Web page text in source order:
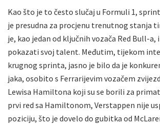
Kao što je to često slučaj u Formuli 1,
je presudna za procjenu trenutnog stanja
je, kao jedan od ključnih vozača Red Bull-
pokazati svoj talent. Međutim, tijekom
krugnog sprinta, jasno je bilo da je
jaka, osobito s Ferrarijevim vozačem
Lewisa Hamiltona koji su se borili za
prvi red sa Hamiltonom, Verstappen nije
poziciju, što je dovelo do gubitka od